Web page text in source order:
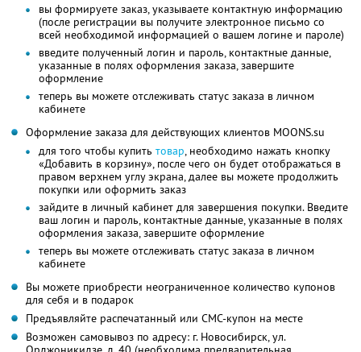
вы формируете заказ, указываете контактную информацию
(после регистрации вы получите электронное письмо со
всей необходимой информацией о вашем логине и пароле)
введите полученный логин и пароль, контактные данные,
указанные в полях оформления заказа, завершите
оформление
теперь вы можете отслеживать статус заказа в личном
кабинете
Оформление заказа для действующих клиентов MOONS.su
для того чтобы купить товар, необходимо нажать кнопку
«Добавить в корзину», после чего он будет отображаться в
правом верхнем углу экрана, далее вы можете продолжить
покупки или оформить заказ
зайдите в личный кабинет для завершения покупки. Введите
ваш логин и пароль, контактные данные, указанные в полях
оформления заказа, завершите оформление
теперь вы можете отслеживать статус заказа в личном
кабинете
Вы можете приобрести неограниченное количество купонов
для себя и в подарок
Предъявляйте распечатанный или СМС-купон на месте
Возможен самовывоз по адресу: г. Новосибирск, ул.